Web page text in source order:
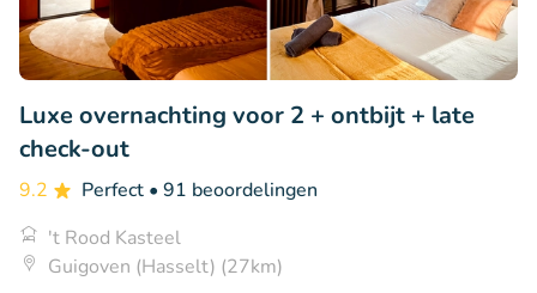
Luxe overnachting voor 2 + ontbijt + late
check-out
9.2 Perfect • 91 beoordelingen
't Rood Kasteel
Guigoven (Hasselt) (27km)